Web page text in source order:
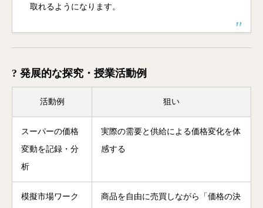
取れるようになります。
? 発展的な探究・授業活動例
活動例 狙い
スーパーの価格
変動を記録・分
析
実際の需要と供給による価格変化を体
感する
模擬市場ワーク
商品を自由に売買しながら「価格の決